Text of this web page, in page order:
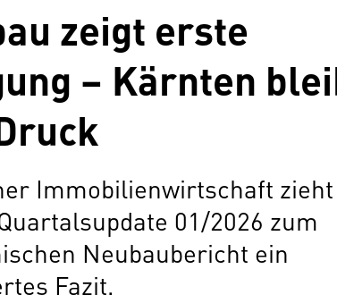
zeigt erste
– Kärnten
Immobilienwirtschaft
01/2026 zum
Neubaubericht ein
Fazit.